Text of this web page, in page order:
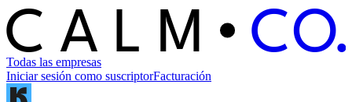
C ALM C O.
Todas las empresas
Iniciar sesión como suscriptorFacturación